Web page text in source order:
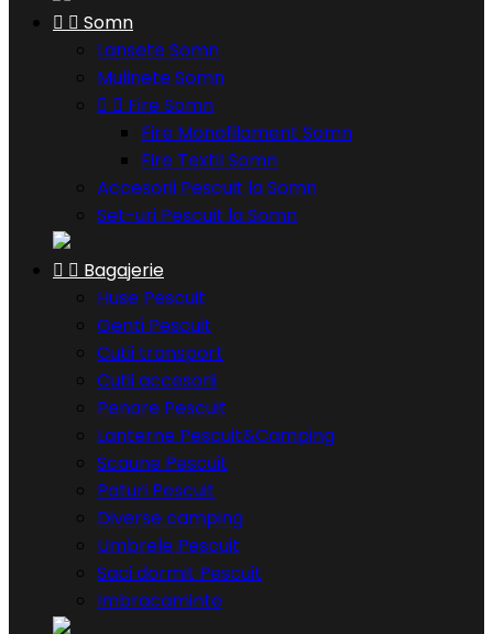
  Somn
Lansete Somn
Mulinete Somn
  Fire Somn
Fire Monofilament Somn
Fire Textil Somn
Accesorii Pescuit la Somn
Set-uri Pescuit la Somn
  Bagajerie
Huse Pescuit
Genti Pescuit
Cutii transport
Cutii accesorii
Penare Pescuit
Lanterne Pescuit&Camping
Scaune Pescuit
Paturi Pescuit
Diverse camping
Umbrele Pescuit
Saci dormit Pescuit
Imbracaminte